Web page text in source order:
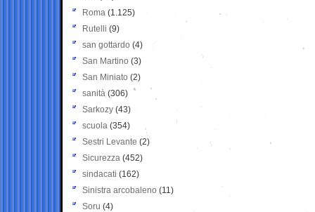
Roma (1.125)
Rutelli (9)
san gottardo (4)
San Martino (3)
San Miniato (2)
sanità (306)
Sarkozy (43)
scuola (354)
Sestri Levante (2)
Sicurezza (452)
sindacati (162)
Sinistra arcobaleno (11)
Soru (4)